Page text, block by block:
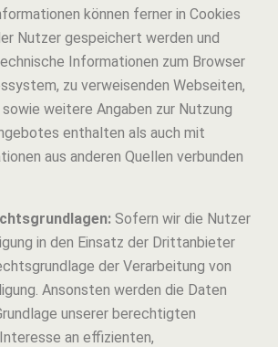
können ferner in Cookies
Nutzer gespeichert werden und
Informationen zum Browser
zu verweisenden Webseiten,
weitere Angaben zur Nutzung
enthalten als auch mit
aus anderen Quellen verbunden
Sofern wir die Nutzer
in den Einsatz der Drittanbieter
der Verarbeitung von
Ansonsten werden die Daten
unserer berechtigten
an effizienten,